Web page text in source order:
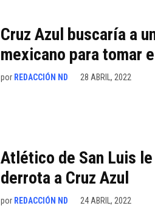
Cruz Azul buscaría a
mexicano para tomar
por REDACCIÓN ND 28 ABRIL, 2022
Atlético de San Luis
derrota a Cruz Azul
por REDACCIÓN ND 24 ABRIL, 2022